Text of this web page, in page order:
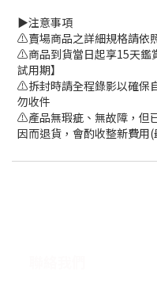
▶️注意事項
⚠️賣場商品之詳細規格請依
⚠️商品到貨當日起享15天鑑
試用期】
⚠️拆封時請全程錄影以確保
勿收件
⚠️產品無瑕疵、無故障，但
因而退貨，會酌收整新費用